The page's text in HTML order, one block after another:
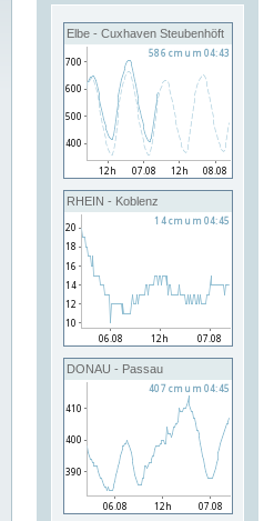
Elbe - Cuxhaven Steubenhöft
RHEIN - Koblenz
DONAU - Passau